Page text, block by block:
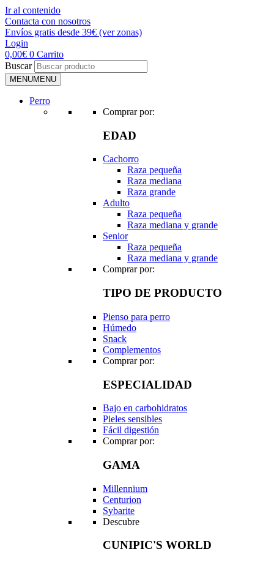
Ir al contenido
Contacta con nosotros
Envíos gratis desde 39€ (ver zonas)
Login
0,00€ 0 Carrito
Buscar
MENUMENU
Perro
Comprar por:
EDAD
Cachorro
Raza pequeña
Raza mediana
Raza grande
Adulto
Raza pequeña
Raza mediana y grande
Senior
Raza pequeña
Raza mediana y grande
Comprar por:
TIPO DE PRODUCTO
Pienso para perro
Húmedo
Snack
Complementos
Comprar por:
ESPECIALIDAD
Bajo en carbohidratos
Pieles sensibles
Fácil digestión
Comprar por:
GAMA
Millennium
Centurion
Sybarite
Descubre
CUNIPIC'S WORLD